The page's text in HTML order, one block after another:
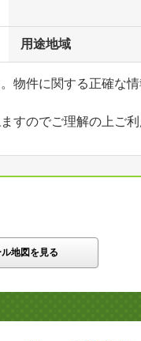
用途地域
物件に関する正確な
すのでご理解の上ご利
地図を見る